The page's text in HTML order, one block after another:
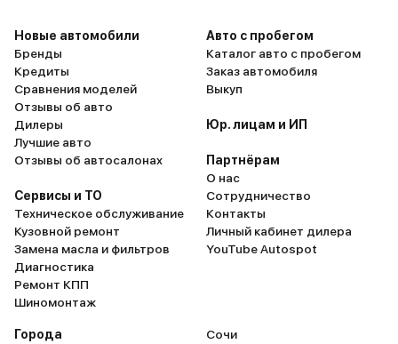
способный справиться с любыми
задачами. Машина для
настоящих мужчин, готовых к
приключениям. Однозначно
Новые автомобили
Бренды
Кредиты
Сравнения моделей
Отзывы об авто
Дилеры
Лучшие авто
Отзывы об автосалонах
Сервисы и ТО
Техническое обслуживание
Кузовной ремонт
Замена масла и фильтров
Диагностика
Ремонт КПП
Шиномонтаж
Авто с пробегом
Каталог авто с пробегом
Заказ автомобиля
Выкуп
Юр. лицам и ИП
Партнёрам
О нас
Сотрудничество
Контакты
Личный кабинет дилера
YouTube Autospot
Города
Сочи